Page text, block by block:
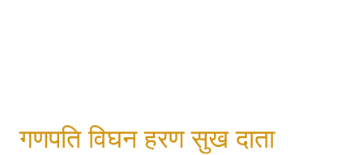
गणपति विघन हरण सुख दाता